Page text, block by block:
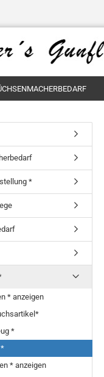
*
* anzeigen
*
* anzeigen